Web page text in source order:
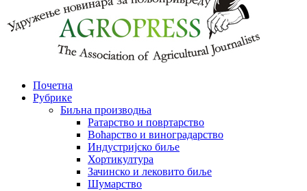
Почетна
Рубрике
Биљна производња
Ратарство и повртарство
Воћарство и виноградарство
Индустријско биље
Хортикултура
Зачинско и лековито биље
Шумарство